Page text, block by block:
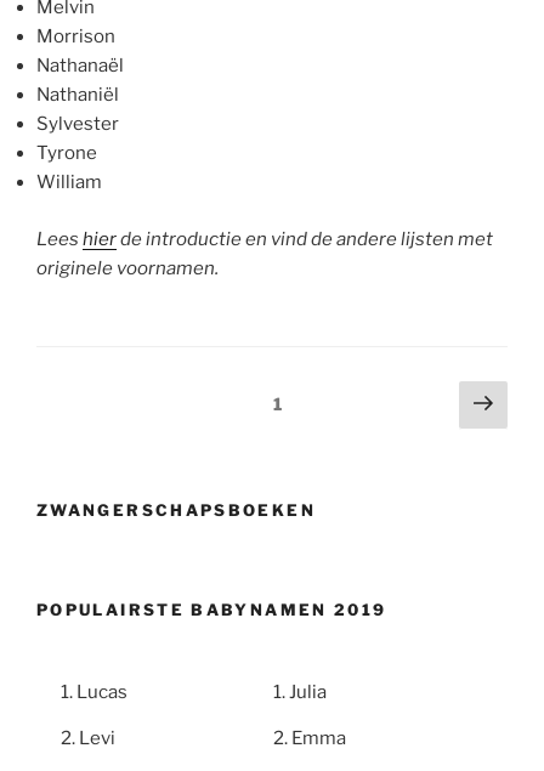
Melvin
Morrison
Nathanaël
Nathaniël
Sylvester
Tyrone
William
Lees hierde introductie en vind de andere lijsten met
originele voornamen.
Pagina1
ZWANGERSCHAPSBOEKEN
POPULAIRSTE BABYNAMEN 2019
Lucas
Levi
Julia
Emma